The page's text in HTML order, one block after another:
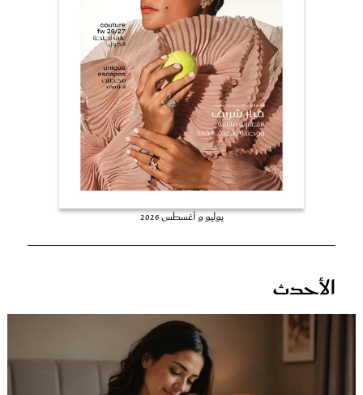
يوليو و أغسطس 2026
الأحدث
عروس سيدتي
غلاف رفمي